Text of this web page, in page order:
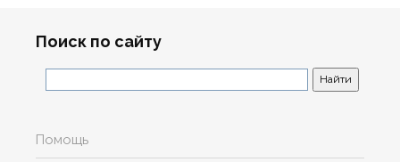
Поиск по сайту
Помощь